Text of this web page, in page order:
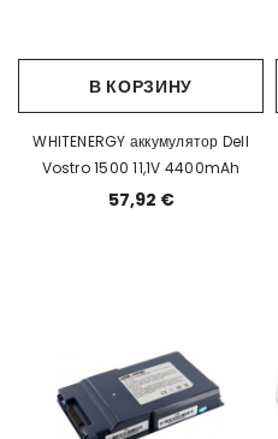
В КОРЗИНУ
WHITENERGY аккумулятор Dell
Vostro 1500 11,1V 4400mAh
57,92 €